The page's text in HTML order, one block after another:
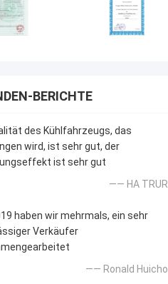
BERICHTE
des Kühlfahrzeugs, das
wird, ist sehr gut, der
ist sehr gut
—— HA TRUR
haben wir mehrmals, ein sehr
Verkäufer
—— Ronald Huicho